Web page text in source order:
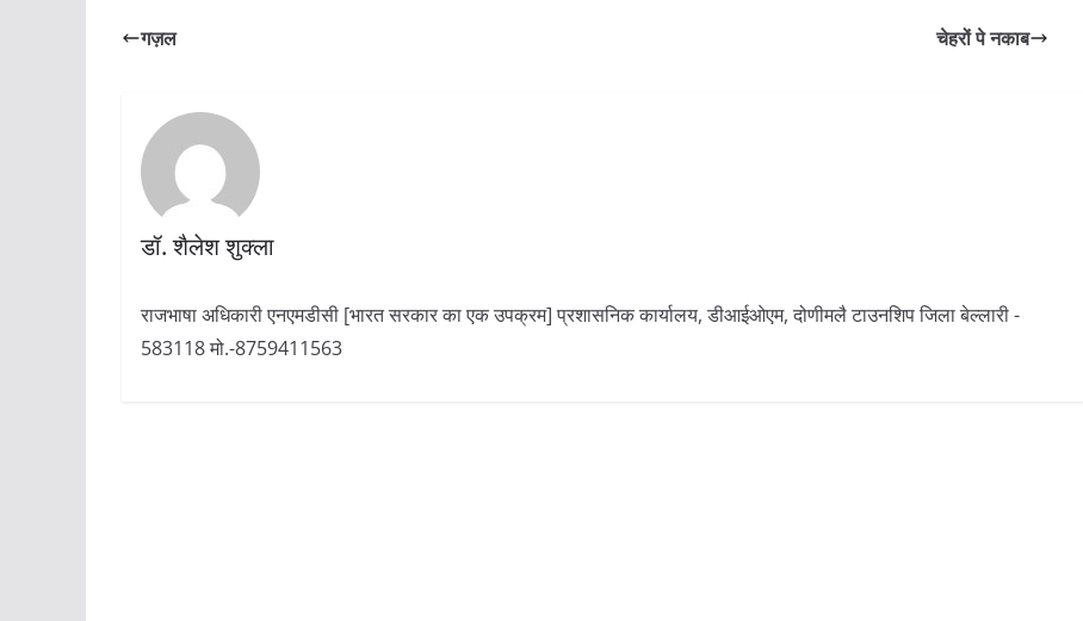
गज़ल चेहरों पे नकाब
डॉ. शैलेश शुक्ला
राजभाषा अधिकारी एनएमडीसी [भारत सरकार का एक उपक्रम] प्रशासनिक कार्यालय, डीआईओएम, दोणीमलै टाउनशिप जिला बेल्लारी -
583118 मो.-8759411563